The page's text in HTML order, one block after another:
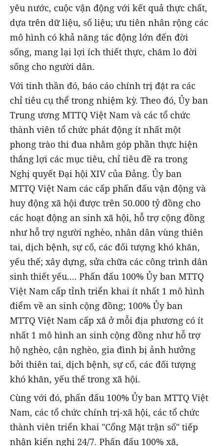
yêu nước, cuộc vận động với kết quả thực chất,
dựa trên dữ liệu, số liệu; ưu tiên nhân rộng các
mô hình có khả năng tác động lớn đến đời
sống, mang lại lợi ích thiết thực, chăm lo đời
sống cho người dân.
Với tinh thần đó, báo cáo chính trị đặt ra các
chỉ tiêu cụ thể trong nhiệm kỳ. Theo đó, Ủy ban
Trung ương MTTQ Việt Nam và các tổ chức
thành viên tổ chức phát động ít nhất một
phong trào thi đua nhằm góp phần thực hiện
thắng lợi các mục tiêu, chỉ tiêu đề ra trong
Nghị quyết Đại hội XIV của Đảng. Ủy ban
MTTQ Việt Nam các cấp phấn đấu vận động và
huy động xã hội được trên 50.000 tỷ đồng cho
các hoạt động an sinh xã hội, hỗ trợ cộng đồng
như hỗ trợ người nghèo, nhân dân vùng thiên
tai, dịch bệnh, sự cố, các đối tượng khó khăn,
yếu thế; xây dựng, sửa chữa các công trình dân
sinh thiết yếu.... Phấn đấu 100% Ủy ban MTTQ
Việt Nam cấp tỉnh triển khai ít nhất 1 mô hình
điểm về an sinh cộng đồng; 100% Ủy ban
MTTQ Việt Nam cấp xã ở mỗi địa phương có ít
nhất 1 mô hình an sinh cộng đồng như hỗ trợ
hộ nghèo, cận nghèo, gia đình bị ảnh hưởng
bởi thiên tai, dịch bệnh, sự cố, các đối tượng
khó khăn, yếu thế trong xã hội.
Cùng với đó, phấn đấu 100% Ủy ban MTTQ Việt
Nam, các tổ chức chính trị-xã hội, các tổ chức
thành viên triển khai "Cổng Mặt trận số" tiếp
nhận kiến nghị 24/7. Phấn đấu 100% xã,